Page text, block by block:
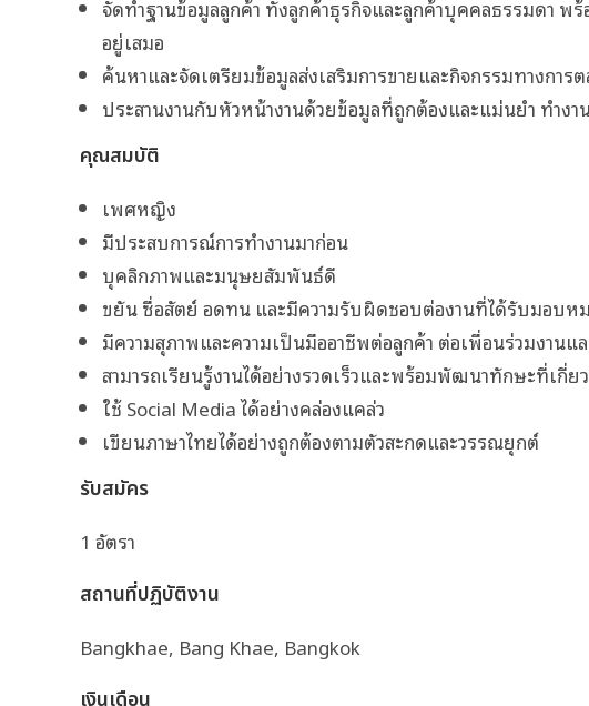
จัดทำฐานข้อมูลลูกค้า ทั้งลูกค้าธุรกิจและลูกค้าบุคคลธรรมดา
อยู่เสมอ
ค้นหาและจัดเตรียมข้อมูลส่งเสริมการขายและกิจกรรมทางกา
ประสานงานกับหัวหน้างานด้วยข้อมูลที่ถูกต้องและแม่นยำ ทำง
คุณสมบัติ
เพศหญิง
มีประสบการณ์การทำงานมาก่อน
บุคลิกภาพและมนุษยสัมพันธ์ดี
ขยัน ซื่อสัตย์ อดทน และมีความรับผิดชอบต่องานที่ได้รับมอบห
มีความสุภาพและความเป็นมืออาชีพต่อลูกค้า ต่อเพื่อนร่วมงาน
สามารถเรียนรู้งานได้อย่างรวดเร็วและพร้อมพัฒนาทักษะที่เกี่ย
ใช้ Social Media ได้อย่างคล่องแคล่ว
เขียนภาษาไทยได้อย่างถูกต้องตามตัวสะกดและวรรณยุกต์
รับสมัคร
1 อัตรา
สถานที่ปฏิบัติงาน
Bangkhae, Bang Khae, Bangkok
เงินเดือน